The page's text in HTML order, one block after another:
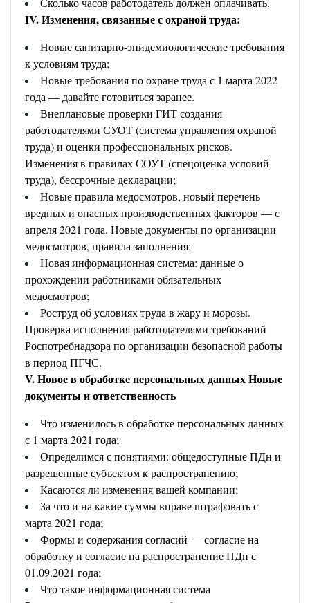
IV. Изменения, связанные с охраной труда:
Новые санитарно-эпидемиологические требования
к условиям труда;
Новые требования по охране труда с 1 марта 2022
года — давайте готовиться заранее.
Внеплановые проверки ГИТ создания
работодателями СУОТ (система управления охраной
труда) и оценки профессиональных рисков.
Изменения в правилах СОУТ (спецоценка условий
труда), бессрочные декларации;
Новые правила медосмотров, новый перечень
вредных и опасных производственных факторов — с
апреля 2021 года. Новые документы по организации
медосмотров, правила заполнения;
Новая информационная система: данные о
прохождении работниками обязательных
медосмотров;
Роструд об условиях труда в жару и морозы.
Проверка исполнения работодателями требований
Роспотребнадзора по организации безопасной работы
в период ПГЧС.
V. Новое в обработке персональных данных Новые
документы и ответственность
Что изменилось в обработке персональных данных
с 1 марта 2021 года;
Определимся с понятиями: общедоступные ПДн и
разрешенные субъектом к распространению;
Касаются ли изменения вашей компании;
За что и на какие суммы вправе штрафовать с
марта 2021 года;
Формы и содержания согласий — согласие на
обработку и согласие на распространение ПДн с
01.09.2021 года;
Что такое информационная система